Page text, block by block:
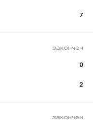
7
закончен
0
2
закончен